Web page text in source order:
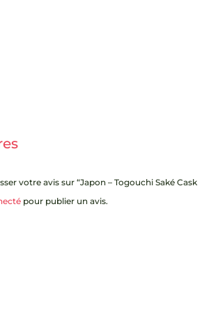
votre avis sur “Japon – Togouchi Saké Cask
pour publier un avis.